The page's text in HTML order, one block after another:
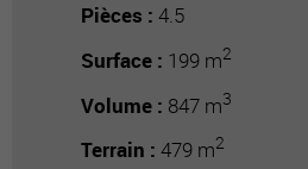
Pièces : 4.5
Surface : 199 m2
Volume : 847 m3
Terrain : 479 m2